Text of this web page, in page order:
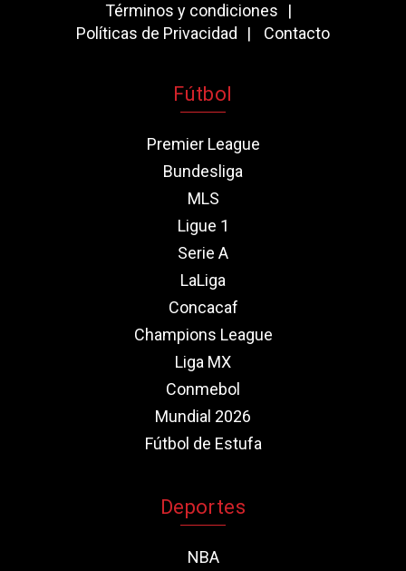
Términos y condiciones
Políticas de Privacidad
Contacto
Fútbol
Premier League
Bundesliga
MLS
Ligue 1
Serie A
LaLiga
Concacaf
Champions League
Liga MX
Conmebol
Mundial 2026
Fútbol de Estufa
Deportes
NBA